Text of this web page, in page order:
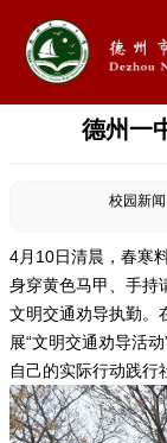
德州一
校园新闻
4月10日清晨，春寒
身穿黄色马甲、手持
文明交通劝导执勤。
展“文明交通劝导活
自己的实际行动践行
首页
学校概况
 信息公开
 教学教研
 最新公告
 校园新闻